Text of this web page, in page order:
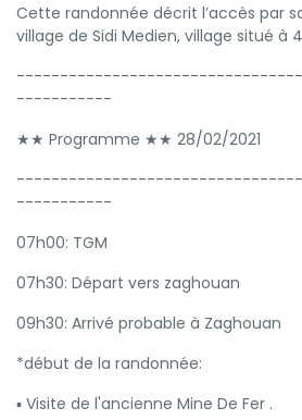
Cette randonnée décrit l’accès par
village de Sidi Medien, village situé à
-----------
★★ Programme ★★ 28/02/2021
-----------
07h00: TGM
07h30: Départ vers zaghouan
09h30: Arrivé probable à Zaghouan
*début de la randonnée:
▪️ Visite de l'ancienne Mine De Fer .